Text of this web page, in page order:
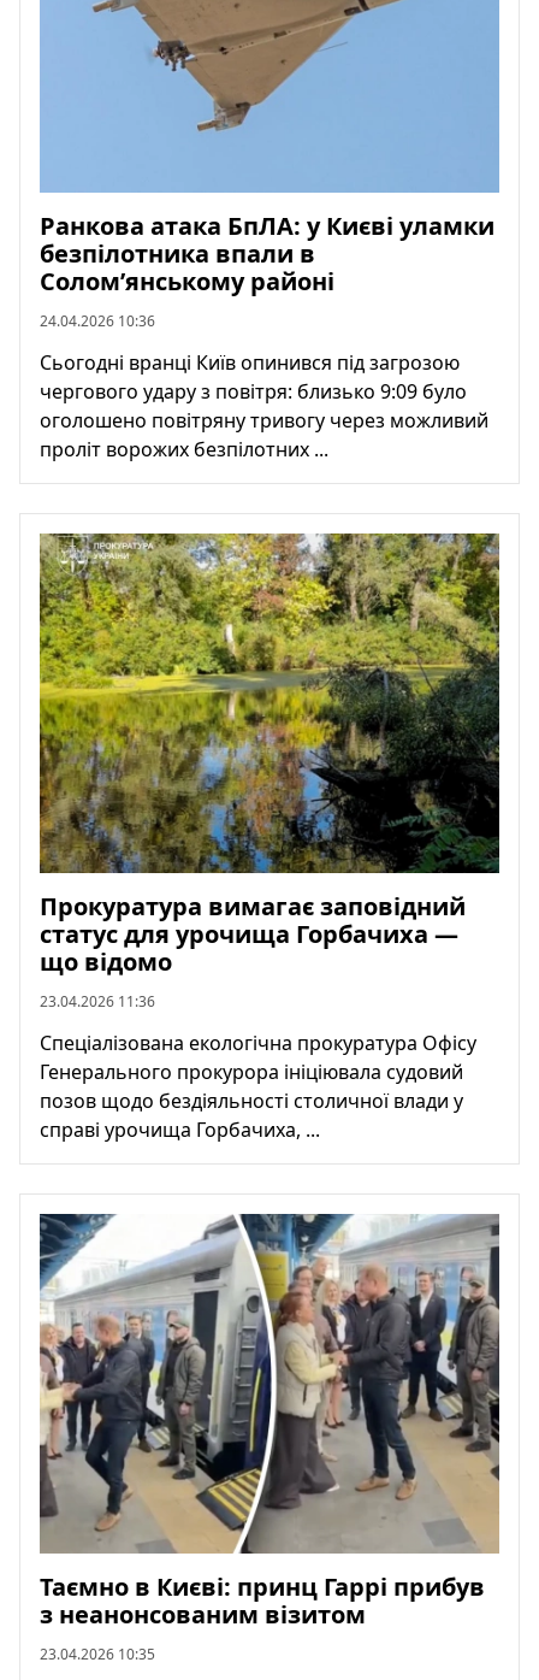
Ранкова атака БпЛА: у Києві уламки
безпілотника впали в
Солом’янському районі
24.04.2026 10:36
Сьогодні вранці Київ опинився під загрозою
чергового удару з повітря: близько 9:09 було
оголошено повітряну тривогу через можливий
проліт ворожих безпілотних ...
Прокуратура вимагає заповідний
статус для урочища Горбачиха —
що відомо
23.04.2026 11:36
Спеціалізована екологічна прокуратура Офісу
Генерального прокурора ініціювала судовий
позов щодо бездіяльності столичної влади у
справі урочища Горбачиха, ...
Таємно в Києві: принц Гаррі прибув
з неанонсованим візитом
23.04.2026 10:35